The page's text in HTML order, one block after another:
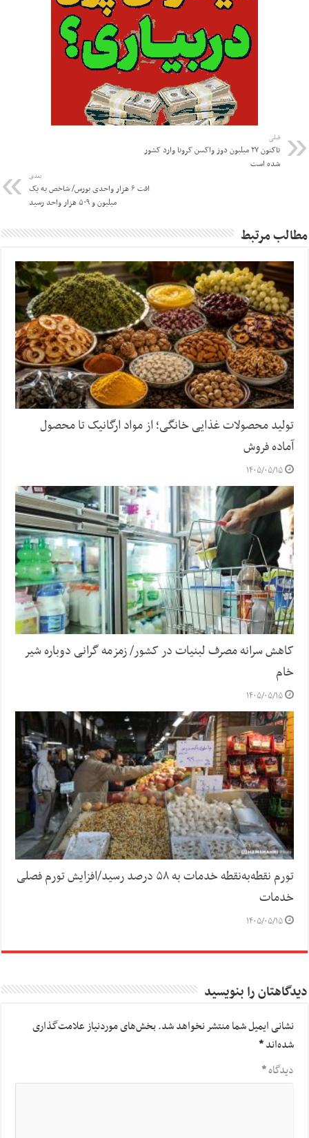
قبلی
تاکنون ۲۷ میلیون دوز واکسن کرونا وارد کشور
شده است
بعدی
افت ۶ هزار واحدی بورس/ شاخص به یک
میلیون و ۵۰۹ هزار واحد رسید
مطالب مرتبط
تولید محصولات غذایی خانگی؛ از مواد ارگانیک تا محصول
آماده فروش
۱۴۰۵/۰۵/۱۵
کاهش سرانه مصرف لبنیات در کشور/ زمزمه گرانی دوباره شیر
خام
۱۴۰۵/۰۵/۱۵
تورم نقطه‌به‌نقطه خدمات به ۵۸ درصد رسید/افزایش تورم فصلی
خدمات
۱۴۰۵/۰۵/۱۵
دیدگاهتان را بنویسید
نشانی ایمیل شما منتشر نخواهد شد.بخش‌های موردنیاز علامت‌گذاری
شده‌اند*
دیدگاه*